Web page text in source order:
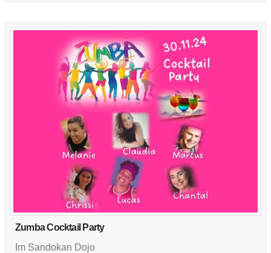
Zumba Cocktail Party
Im Sandokan Dojo